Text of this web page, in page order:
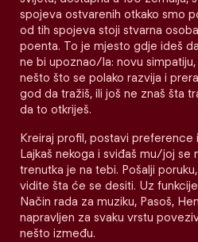
spojeva ostvarenih otkako smo
od tih spojeva stoji stvarna
poenta. To je mjesto gdje ideš
ne bi upoznao/la: novu
nešto što se polako razvija i
god da tražiš, ili još ne znaš šta
da to otkriješ.
Kreiraj profil, postavi preference
Lajkaš nekoga i sviđaš mu/joj se
trenutka je na tebi. Pošalji
vidite šta će se desiti. Uz
Način rada za muziku, Pasoš,
napravljen za svaku vrstu
nešto između.